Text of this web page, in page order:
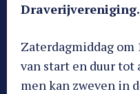
Draverijvereniging.
Zaterdagmiddag om
van start en duur tot
men kan zweven in